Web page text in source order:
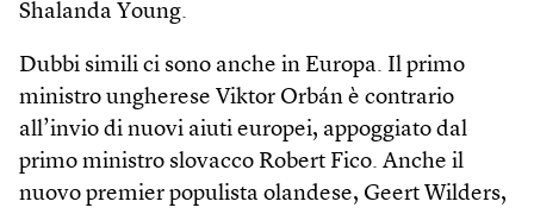
Shalanda Young.
Dubbi simili ci sono anche in Europa. Il primo
ministro ungherese Viktor Orbán è contrario
all’invio di nuovi aiuti europei, appoggiato dal
primo ministro slovacco Robert Fico. Anche il
nuovo premier populista olandese, Geert Wilders,